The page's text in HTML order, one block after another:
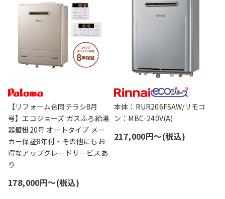
【リフォーム合同チラシ8月
号】エコジョーズ ガスふろ給湯
器壁掛20号 オートタイプ メー
カー保証8年付・その他にもお
得なアップグレードサービスあ
り
178,000円〜(税込)
本体：RUR206FSAW/リモコ
ン：MBC-240V(A)
217,000円〜(税込)